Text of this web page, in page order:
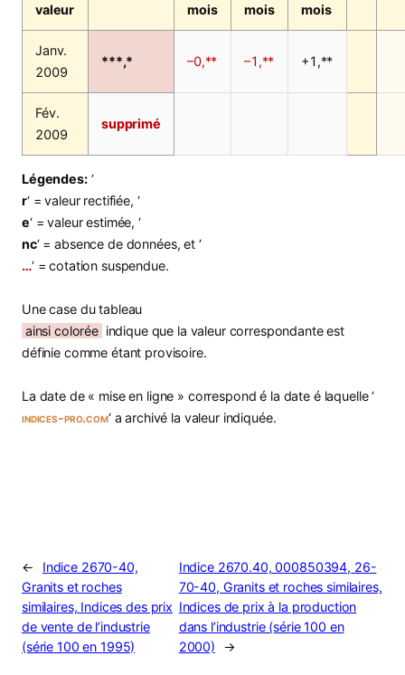
valeur
mois
mois
mois
Janv.
2009
***,* –0,** –1,** +1,**
Fév.
2009
supprimé
Légendes:‘
r‘ = valeur rectifiée, ‘
e‘ = valeur estimée, ‘
nc‘ = absence de données, et ‘
…‘ = cotation suspendue.
Une case du tableau
ainsi colorée indique que la valeur correspondante est
définie comme étant provisoire.
La date de « mise en ligne » correspond é la date é laquelle ‘
indices-pro.com‘ a archivé la valeur indiquée.
←
Indice 2670-40,
Granits et roches
similaires, Indices des prix
de vente de l’industrie
(série 100 en 1995)
Indice 2670.40, 000850394, 26-
70-40, Granits et roches similaires,
Indices de prix à la production
dans l’industrie (série 100 en
2000)
→